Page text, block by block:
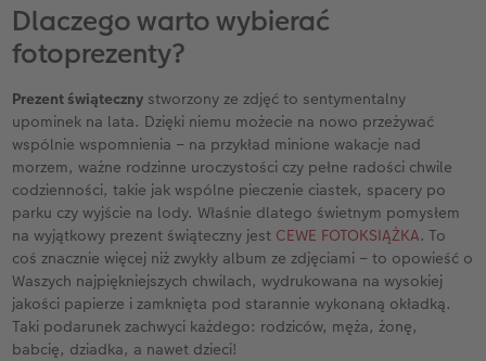
Dlaczego warto wybierać
fotoprezenty?
Prezent świąteczny stworzony ze zdjęć to sentymentalny
upominek na lata. Dzięki niemu możecie na nowo przeżywać
wspólnie wspomnienia – na przykład minione wakacje nad
morzem, ważne rodzinne uroczystości czy pełne radości chwile
codzienności, takie jak wspólne pieczenie ciastek, spacery po
parku czy wyjście na lody. Właśnie dlatego świetnym pomysłem
na wyjątkowy prezent świąteczny jest CEWE FOTOKSIĄŻKA. To
coś znacznie więcej niż zwykły album ze zdjęciami – to opowieść o
Waszych najpiękniejszych chwilach, wydrukowana na wysokiej
jakości papierze i zamknięta pod starannie wykonaną okładką.
Taki podarunek zachwyci każdego: rodziców, męża, żonę,
babcię, dziadka, a nawet dzieci!